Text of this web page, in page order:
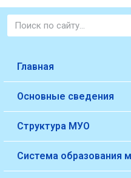
Главная
Основные сведения
Структура МУО
Система образования